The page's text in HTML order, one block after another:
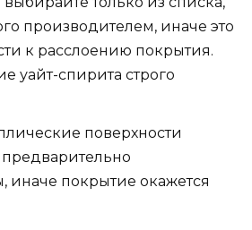
производителем, иначе это
к расслоению покрытия.
уайт-спирита строго
поверхности
иначе покрытие окажется